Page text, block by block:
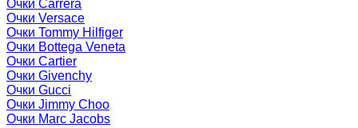
Очки Carrera
Очки Versace
Очки Tommy Hilfiger
Очки Bottega Veneta
Очки Cartier
Очки Givenchy
Очки Gucci
Очки Jimmy Choo
Очки Marc Jacobs